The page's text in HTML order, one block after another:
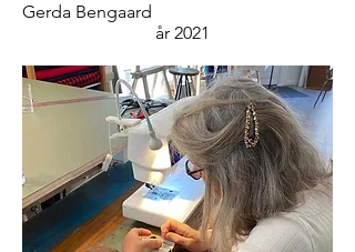
Gerda Bengaard
år 2021